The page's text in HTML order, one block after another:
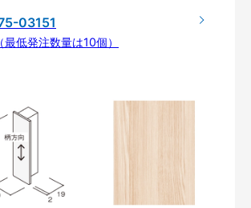
03151
低発注数量は10個）